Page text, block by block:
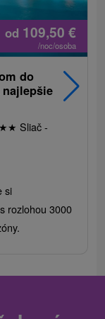
od 109,50 €
/noc/osoba
do
★★ Sliač -
si
rozlohou 3000